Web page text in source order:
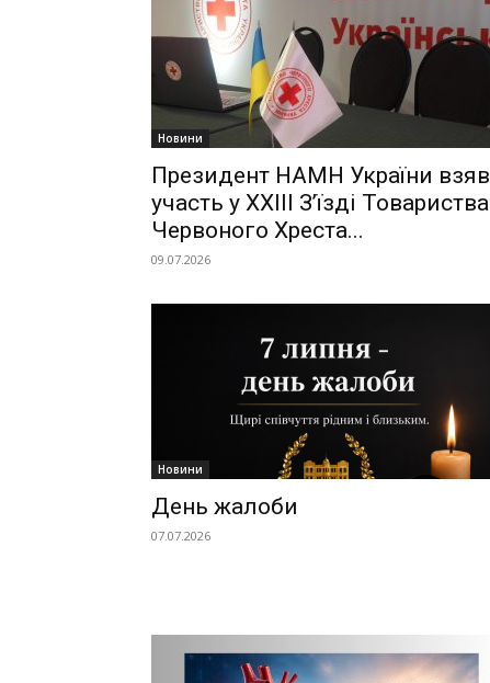
Новини
Президент НАМН України взяв
участь у ХХІІІ З’їзді Товариства
Червоного Хреста...
09.07.2026
Новини
День жалоби
07.07.2026